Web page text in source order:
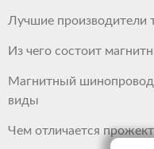
Лучшие производители
Из чего состоит
Магнитный
виды
Чем отличается